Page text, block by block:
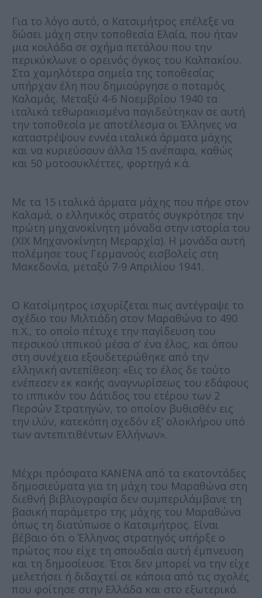
Για το λόγο αυτό, ο Κατσιμήτρος επέλεξε να
δώσει μάχη στην τοποθεσία Ελαία, που ήταν
μια κοιλάδα σε σχήμα πετάλου που την
περικύκλωνε ο ορεινός όγκος του Καλπακίου.
Στα χαμηλότερα σημεία της τοποθεσίας
υπήρχαν έλη που δημιούργησε ο ποταμός
Καλαμάς. Μεταξύ 4-6 Νοεμβρίου 1940 τα
ιταλικά τεθωρακισμένα παγιδεύτηκαν σε αυτή
την τοποθεσία με αποτέλεσμα οι Έλληνες να
καταστρέψουν εννέα ιταλικά άρματα μάχης
και να κυριεύσουν άλλα 15 ανέπαφα, καθώς
και 50 μοτοσυκλέττες, φορτηγά κ.ά.
Με τα 15 ιταλικά άρματα μάχης που πήρε στον
Καλαμά, ο ελληνικός στρατός συγκρότησε την
πρώτη μηχανοκίνητη μόναδα στην ιστορία του
(ΧΙΧ Μηχανοκίνητη Μεραρχία). Η μονάδα αυτή
πολέμησε τους Γερμανούς εισβολείς στη
Μακεδονία, μεταξύ 7-9 Απριλίου 1941.
Ο Κατσίμητρος ισχυρίζεται πως αντέγραψε το
σχέδιο του Μιλτιάδη στον Μαραθώνα το 490
π.Χ., το οποίο πέτυχε την παγίδευση του
περσικού ιππικού μέσα σ’ ένα έλος, και όπου
στη συνέχεια εξουδετερώθηκε από την
ελληνική αντεπίθεση: «Εις το έλος δε τούτο
ενέπεσεν εκ κακής αναγνωρίσεως του εδάφους
το ιππικόν του Δάτιδος του ετέρου των 2
Περσών Στρατηγών, το οποίον βυθισθέν εις
την ιλύν, κατεκόπη σχεδόν εξ’ ολοκλήρου υπό
των αντεπιτιθέντων Ελλήνων».
Μέχρι πρόσφατα ΚΑΝΕΝΑ από τα εκατοντάδες
δημοσιεύματα για τη μάχη του Μαραθώνα στη
διεθνή βιβλιογραφία δεν συμπεριλάμβανε τη
βασική παράμετρο της μάχης του Μαραθώνα
όπως τη διατύπωσε ο Κατσιμήτρος. Είναι
βέβαιο ότι ο Έλληνας στρατηγός υπήρξε ο
πρώτος που είχε τη σπουδαία αυτή έμπνευση
και τη δημοσίευσε. Έτσι δεν μπορεί να την είχε
μελετήσει ή διδαχτεί σε κάποια από τις σχολές
που φοίτησε στην Ελλάδα και στο εξωτερικό.